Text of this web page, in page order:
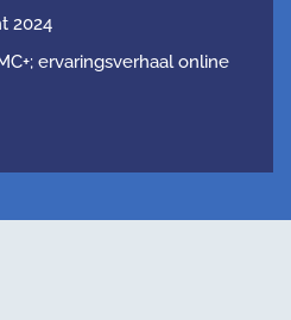
2024
ervaringsverhaal online